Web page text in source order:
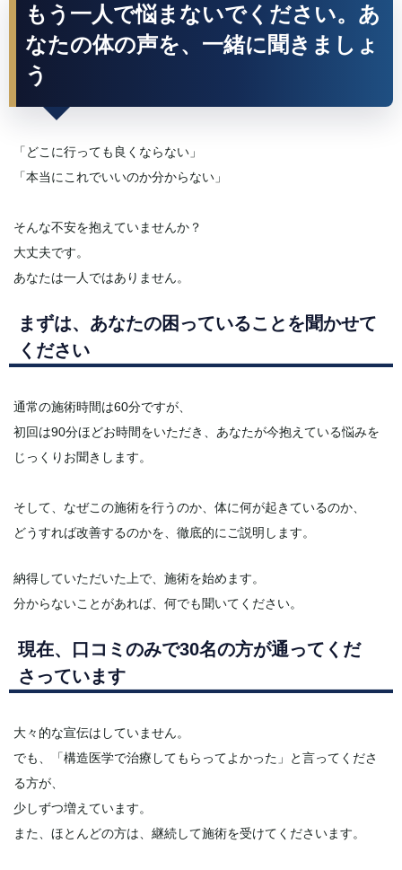
もう一人で悩まないでください。あ
なたの体の声を、一緒に聞きましょ
う
「どこに行っても良くならない」
「本当にこれでいいのか分からない」
そんな不安を抱えていませんか？
大丈夫です。
あなたは一人ではありません。
まずは、あなたの困っていることを聞かせて
ください
通常の施術時間は60分ですが、
初回は90分ほどお時間をいただき、あなたが今抱えている悩みを
じっくりお聞きします。
そして、なぜこの施術を行うのか、体に何が起きているのか、
どうすれば改善するのかを、徹底的にご説明します。
納得していただいた上で、施術を始めます。
分からないことがあれば、何でも聞いてください。
現在、口コミのみで30名の方が通ってくだ
さっています
大々的な宣伝はしていません。
でも、「構造医学で治療してもらってよかった」と言ってくださ
る方が、
少しずつ増えています。
また、ほとんどの方は、継続して施術を受けてくださいます。